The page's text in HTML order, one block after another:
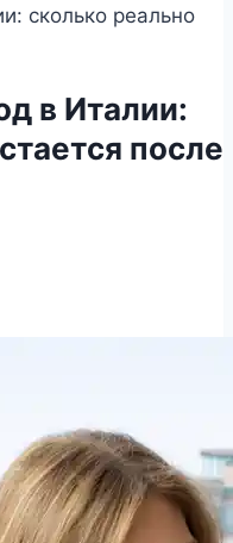
сколько реально
в Италии:
после